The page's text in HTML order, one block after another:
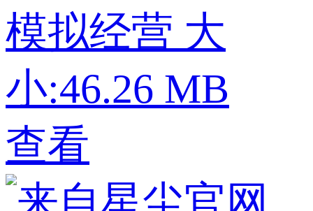
模拟经营 大
小:46.26 MB
查看